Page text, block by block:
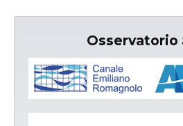
Osservatorio